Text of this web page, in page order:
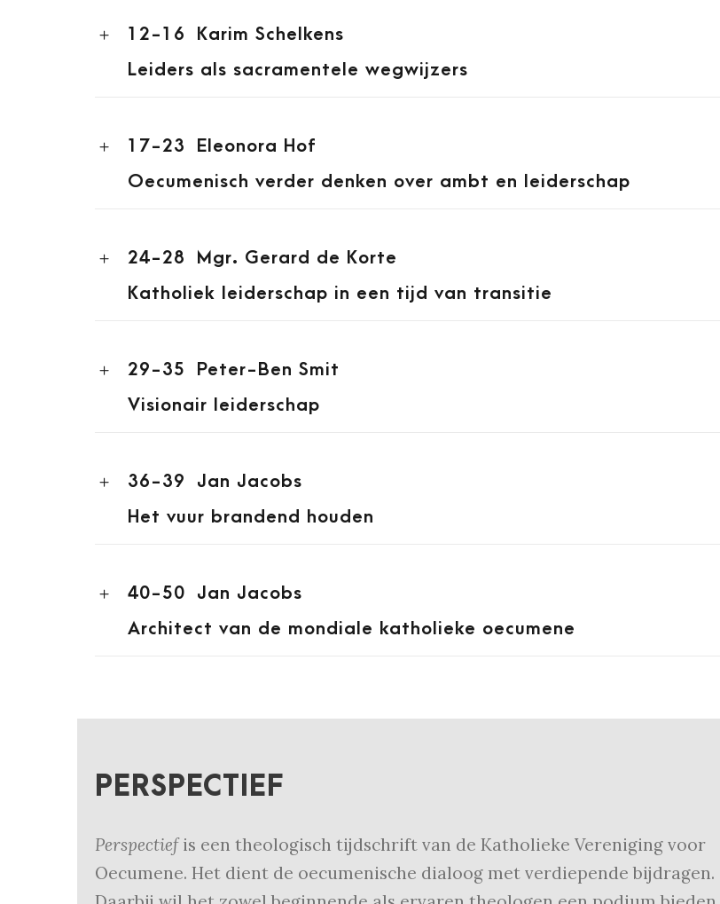
12-16
Karim Schelkens
Leiders als sacramentele wegwijzers
17-23
Eleonora Hof
Oecumenisch verder denken over ambt en leiderschap
24-28
Mgr. Gerard de Korte
Katholiek leiderschap in een tijd van transitie
29-35
Peter-Ben Smit
Visionair leiderschap
36-39
Jan Jacobs
Het vuur brandend houden
40-50
Jan Jacobs
Architect van de mondiale katholieke oecumene
PERSPECTIEF
Perspectiefis een theologisch tijdschrift van de Katholieke Vereniging voor
Oecumene. Het dient de oecumenische dialoog met verdiepende bijdragen.